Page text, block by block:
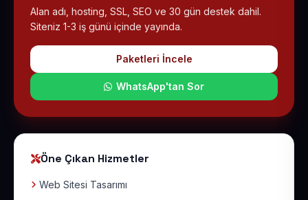
Alan adı, hosting, SSL, SEO ve 30 gün destek dahil.
Siteniz 1-3 iş günü içinde yayında.
Paketleri İncele
WhatsApp'tan Sor
Öne Çıkan Hizmetler
Web Sitesi Tasarımı